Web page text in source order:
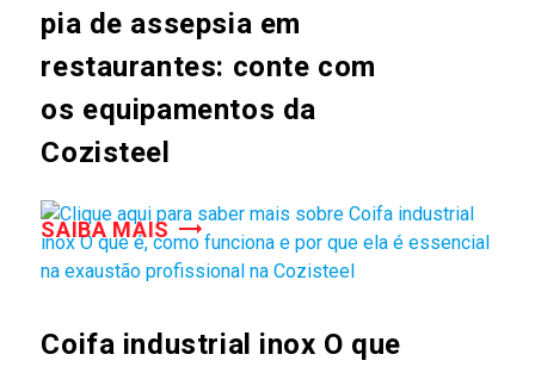
pia de assepsia em
restaurantes: conte com
os equipamentos da
Cozisteel
SAIBA MAIS
Coifa industrial inox O que